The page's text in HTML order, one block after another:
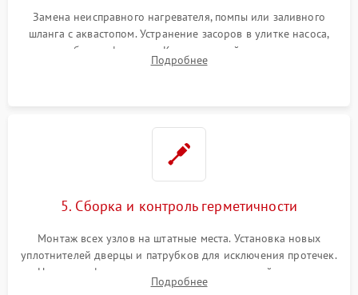
Замена неисправного нагревателя, помпы или заливного
шланга с аквастопом. Устранение засоров в улитке насоса,
патрубках и фильтрах. Компонентный ремонт платы
управления, восстановление поврежденной проводки.
Подробнее
5. Сборка и контроль герметичности
Монтаж всех узлов на штатные места. Установка новых
уплотнителей дверцы и патрубков для исключения протечек.
Надежная фиксация хомутов гидравлической системы,
сборка корпуса и установка датчика поплавка.
Подробнее